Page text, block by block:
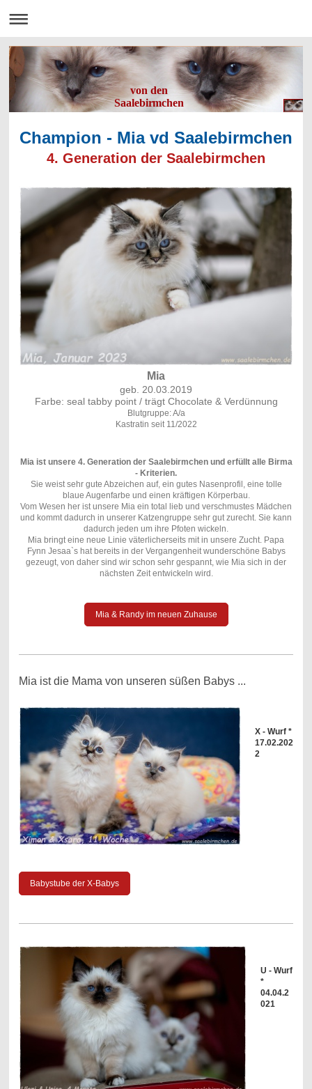
von den
Saalebirmchen
Champion - Mia vd Saalebirmchen
4. Generation der Saalebirmchen
Mia
geb. 20.03.2019
Farbe: seal tabby point / trägt Chocolate & Verdünnung
Blutgruppe: A/a
Kastratin seit 11/2022
Mia ist unsere 4. Generation der Saalebirmchen und erfüllt alle Birma
- Kriterien.
Sie weist sehr gute Abzeichen auf, ein gutes Nasenprofil, eine tolle
blaue Augenfarbe und einen kräftigen Körperbau.
Vom Wesen her ist unsere Mia ein total lieb und verschmustes Mädchen
und kommt dadurch in unserer Katzengruppe sehr gut zurecht. Sie kann
dadurch jeden um ihre Pfoten wickeln.
Mia bringt eine neue Linie väterlicherseits mit in unsere Zucht. Papa
Fynn Jesaa`s hat bereits in der Vergangenheit wunderschöne Babys
gezeugt, von daher sind wir schon sehr gespannt, wie Mia sich in der
nächsten Zeit entwickeln wird.
Mia & Randy im neuen Zuhause
Mia ist die Mama von unseren süßen Babys ...
X - Wurf *
17.02.202
2
Babystube der X-Babys
U - Wurf
*
04.04.2
021